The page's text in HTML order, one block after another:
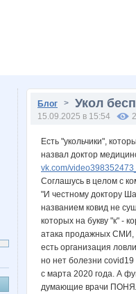
Блог > Укол
15.09.2025 в 15:54
Есть "укольчики",
назвал доктор
vk.com/
Соглашусь в целом с
"И честному доктору
названием ковид не
которых на букву "к" -
атака продажных СМИ,
есть организация
но нет болезни
с марта 2020 года. А
думающие врачи